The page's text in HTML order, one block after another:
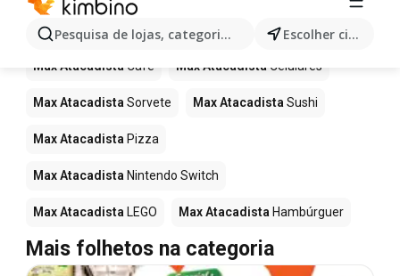
Pesquisa de lojas, categorias,produtos... Escolher cidade
para este termo.
Mais produtos em Max Atacadista
Max Atacadista Café Max Atacadista Celulares
Max Atacadista Sorvete Max Atacadista Sushi
Max Atacadista Pizza
Max Atacadista Nintendo Switch
Max Atacadista LEGO Max Atacadista Hambúrguer
Mais folhetos na categoria